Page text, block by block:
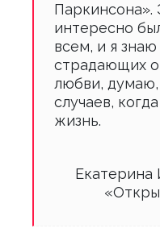
Паркинсона».
интересно
всем, и я
страдающих
любви, думаю,
случаев,
жизнь.
Екатерина